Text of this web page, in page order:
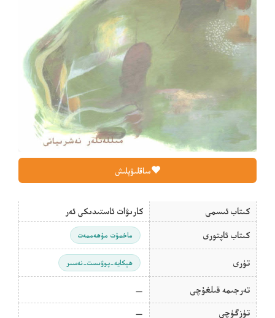
ساقلىۋېلىش
كىتاب ئىسمى كارىۋات ئاستىدىكى ئەر
كىتاب ئاپتورى ماخمۇت مۇھەممەت
تۈرى ھېكايە-پوۋىست-نەسىر
تەرجىمە قىلغۇچى —
تۈزگۈچى
—